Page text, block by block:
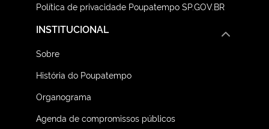
Política de privacidade Poupatempo SP.GOV.BR
INSTITUCIONAL
Sobre
História do Poupatempo
Organograma
Agenda de compromissos públicos